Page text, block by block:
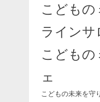
こどもの
ラインサ
こどもの
ェ
こどもの未来を守